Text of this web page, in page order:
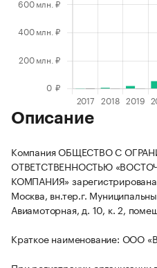
Описание
Компания ОБЩЕСТВО С
ОТВЕТСТВЕННОСТЬЮ
КОМПАНИЯ» зарегистрирована
Москва, вн.тер.г.
Авиамоторная, д. 10, к. 2,
Краткое наименование: ООО